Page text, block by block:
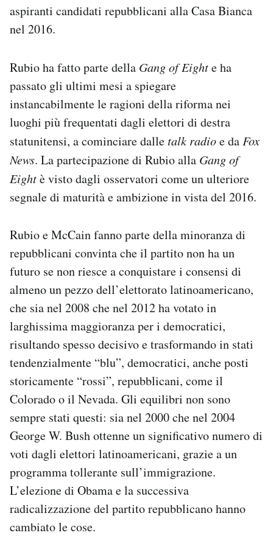
aspiranti candidati repubblicani alla Casa Bianca
nel 2016.
Rubio ha fatto parte della Gang of Eighte ha
passato gli ultimi mesi a spiegare
instancabilmente le ragioni della riforma nei
luoghi più frequentati dagli elettori di destra
statunitensi, a cominciare dalletalk radioe da Fox
News. La partecipazione di Rubio alla Gang of
Eightè visto dagli osservatori come un ulteriore
segnale di maturità e ambizione in vista del 2016.
Rubio e McCain fanno parte della minoranza di
repubblicani convinta che il partito non ha un
futuro se non riesce a conquistare i consensi di
almeno un pezzo dell’elettorato latinoamericano,
che sia nel 2008 che nel 2012 ha votato in
larghissima maggioranza per i democratici,
risultando spesso decisivo e trasformando in stati
tendenzialmente “blu”, democratici, anche posti
storicamente “rossi”, repubblicani, come il
Colorado o il Nevada. Gli equilibri non sono
sempre stati questi: sia nel 2000 che nel 2004
George W. Bush ottenne un significativo numero di
voti dagli elettori latinoamericani, grazie a un
programma tollerante sull’immigrazione.
L’elezione di Obama e la successiva
radicalizzazione del partito repubblicano hanno
cambiato le cose.